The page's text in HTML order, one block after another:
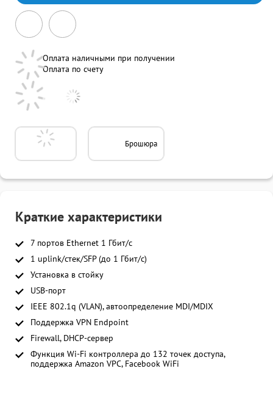
Оплата наличными при получении
Оплата по счету
Брошюра
Краткие характеристики
7 портов Ethernet 1 Гбит/с
1 uplink/стек/SFP (до 1 Гбит/с)
Установка в стойку
USB-порт
IEEE 802.1q (VLAN), автоопределение MDI/MDIX
Поддержка VPN Endpoint
Firewall, DHCP-сервер
Функция Wi-Fi контроллера до 132 точек доступа,
поддержка Amazon VPC, Facebook WiFi